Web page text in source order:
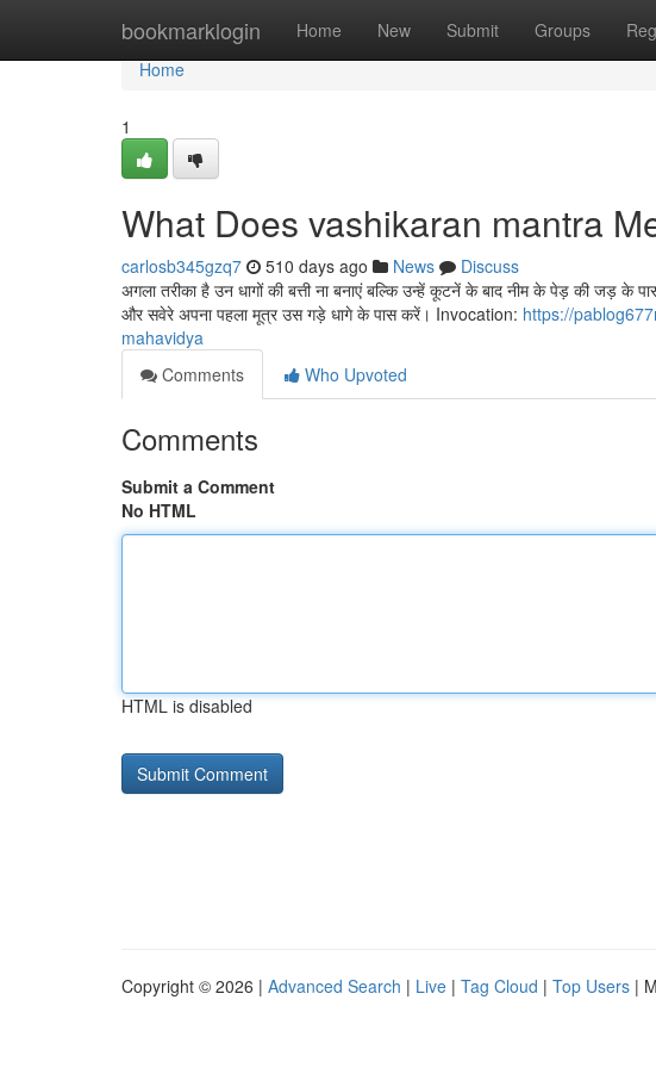
bookmarklogin Home New Submit Groups
Home
Home
1
What Does vashikaran mantra
carlosb345gzq7 510 days ago News
Discuss
अगला तरीका है उन धागों की बत्ती ना बनाएं बल्कि उन्हें कूटनें के बाद नीम के पेड़ की जड़ के
और सवेरे अपना पहला मूत्र उस गड़े धागे के पास करें। Invocation: https://
mahavidya
Comments
Who Upvoted
Comments
Submit a Comment
No HTML
HTML is disabled
Copyright © 2026 | Advanced Search | Live | Tag Cloud | Top Users |